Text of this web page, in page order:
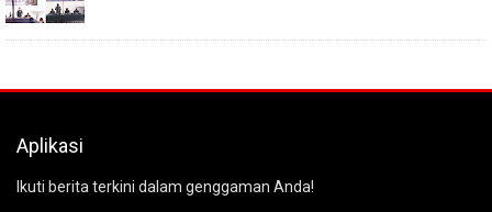
Aplikasi
Ikuti berita terkini dalam genggaman Anda!